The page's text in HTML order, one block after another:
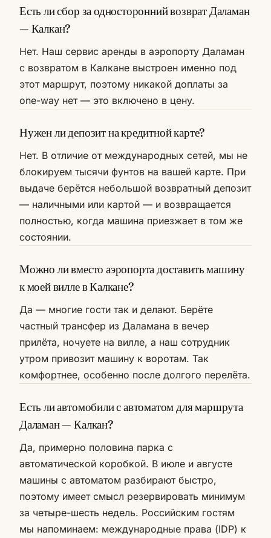
Есть ли сбор за односторонний возврат Даламан
— Калкан?
Нет. Наш сервис аренды в аэропорту Даламан
с возвратом в Калкане выстроен именно под
этот маршрут, поэтому никакой доплаты за
one-way нет — это включено в цену.
Нужен ли депозит на кредитной карте?
Нет. В отличие от международных сетей, мы не
блокируем тысячи фунтов на вашей карте. При
выдаче берётся небольшой возвратный депозит
— наличными или картой — и возвращается
полностью, когда машина приезжает в том же
состоянии.
Можно ли вместо аэропорта доставить машину
к моей вилле в Калкане?
Да — многие гости так и делают. Берёте
частный трансфер из Даламана в вечер
прилёта, ночуете на вилле, а наш сотрудник
утром привозит машину к воротам. Так
комфортнее, особенно после долгого перелёта.
Есть ли автомобили с автоматом для маршрута
Даламан — Калкан?
Да, примерно половина парка с
автоматической коробкой. В июле и августе
машины с автоматом разбирают быстро,
поэтому имеет смысл резервировать минимум
за четыре-шесть недель. Российским гостям
мы напоминаем: международные права (IDP) к